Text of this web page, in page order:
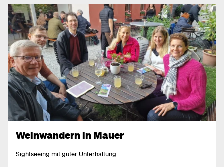
Weinwandern in Mauer
Sightseeing mit guter Unterhaltung